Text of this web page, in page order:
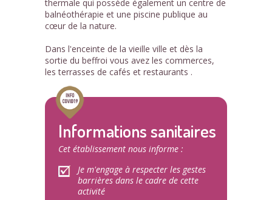
thermale qui possède également un centre de
balnéothérapie et une piscine publique au
cœur de la nature.
Dans l'enceinte de la vieille ville et dès la
sortie du beffroi vous avez les commerces,
les terrasses de cafés et restaurants .
Informations sanitaires
Cet établissement nous informe :
Je m'engage à respecter les gestes
barrières dans le cadre de cette
activité